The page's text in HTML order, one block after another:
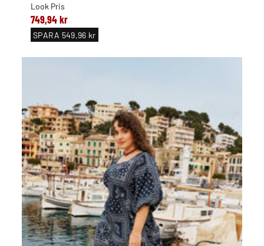
Look Pris
749,94 kr
SPARA 549,96 kr